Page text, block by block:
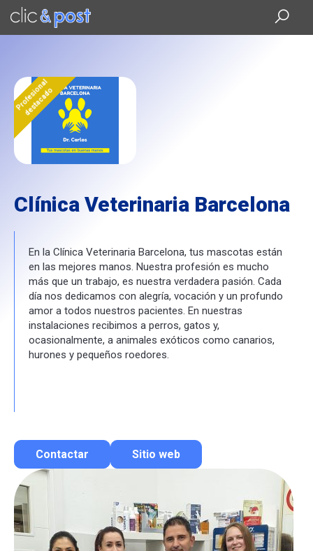
Saltar
contenido
Profesional
destacado
Clínica Veterinaria Barcelona
En la Clínica Veterinaria Barcelona, tus mascotas están
en las mejores manos. Nuestra profesión es mucho
más que un trabajo, es nuestra verdadera pasión. Cada
día nos dedicamos con alegría, vocación y un profundo
amor a todos nuestros pacientes. En nuestras
instalaciones recibimos a perros, gatos y,
ocasionalmente, a animales exóticos como canarios,
hurones y pequeños roedores.
Contactar
Llamar por teléfono
Sitio web